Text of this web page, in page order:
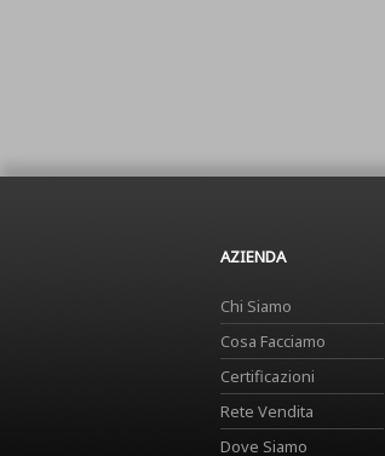
AZIENDA
Chi Siamo
Cosa Facciamo
Certificazioni
Rete Vendita
Dove Siamo